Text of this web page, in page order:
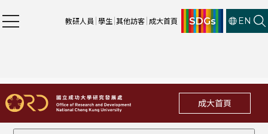
教研人員 學生 其他訪客 成大首頁 SDGs EN
成大首頁